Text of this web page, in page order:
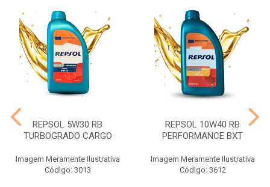
REPSOL 5W30 RB
TURBOGRADO CARGO
Imagem Meramente Ilustrativa
Código: 3013
REPSOL 10W40 RB
PERFORMANCE BXT
Imagem Meramente Ilustrativa
Código: 3612